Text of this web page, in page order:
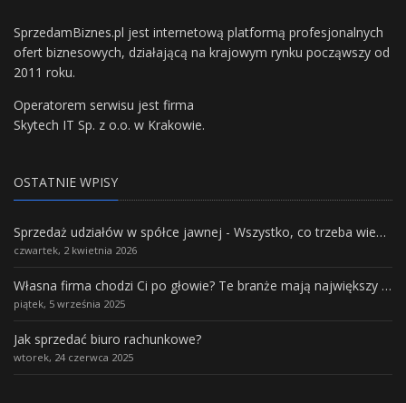
SprzedamBiznes.pl jest internetową platformą profesjonalnych
ofert biznesowych, działającą na krajowym rynku począwszy od
2011 roku.
Operatorem serwisu jest firma
Skytech IT Sp. z o.o. w Krakowie.
OSTATNIE WPISY
Sprzedaż udziałów w spółce jawnej - Wszystko, co trzeba wiedzieć.
czwartek, 2 kwietnia 2026
Własna firma chodzi Ci po głowie? Te branże mają największy potencjał rozwoju
piątek, 5 września 2025
Jak sprzedać biuro rachunkowe?
wtorek, 24 czerwca 2025